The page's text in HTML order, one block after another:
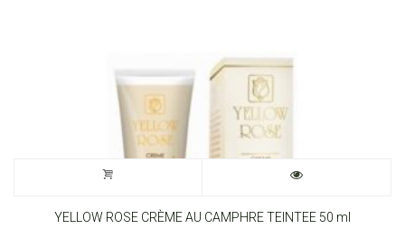
YELLOW ROSE CRÈME AU CAMPHRE TEINTEE 50 ml